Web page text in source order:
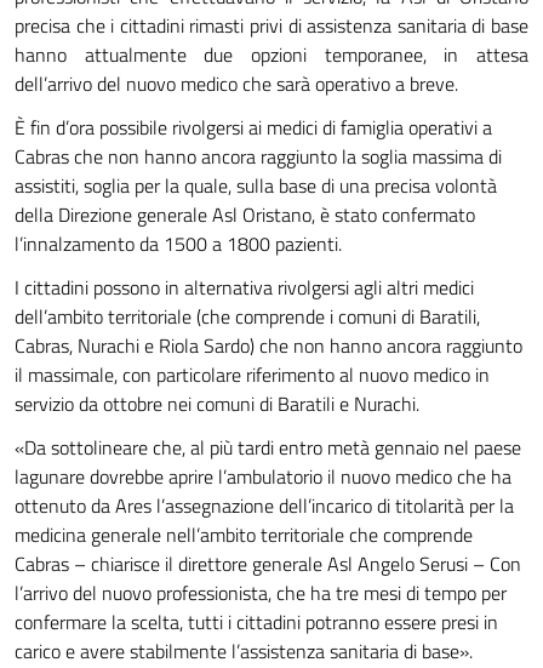
precisa che i cittadini rimasti privi di assistenza sanitaria di base
hanno attualmente due opzioni temporanee, in attesa
dell’arrivo del nuovo medico che sarà operativo a breve.
È fin d’ora possibile rivolgersi ai medici di famiglia operativi a
Cabras che non hanno ancora raggiunto la soglia massima di
assistiti, soglia per la quale, sulla base di una precisa volontà
della Direzione generale Asl Oristano, è stato confermato
l’innalzamento da 1500 a 1800 pazienti.
I cittadini possono in alternativa rivolgersi agli altri medici
dell’ambito territoriale (che comprende i comuni di Baratili,
Cabras, Nurachi e Riola Sardo) che non hanno ancora raggiunto
il massimale, con particolare riferimento al nuovo medico in
servizio da ottobre nei comuni di Baratili e Nurachi.
«Da sottolineare che, al più tardi entro metà gennaio nel paese
lagunare dovrebbe aprire l’ambulatorio il nuovo medico che ha
ottenuto da Ares l’assegnazione dell’incarico di titolarità per la
medicina generale nell’ambito territoriale che comprende
Cabras – chiarisce il direttore generale Asl Angelo Serusi – Con
l’arrivo del nuovo professionista, che ha tre mesi di tempo per
confermare la scelta, tutti i cittadini potranno essere presi in
carico e avere stabilmente l’assistenza sanitaria di base».